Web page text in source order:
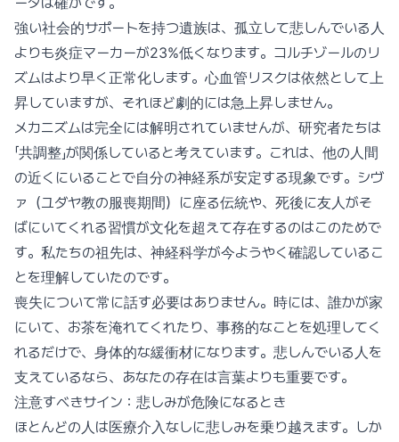
強い社会的サポートを持つ遺族は、孤立して悲しんでいる人
よりも炎症マーカーが23%低くなります。コルチゾールのリ
ズムはより早く正常化します。心血管リスクは依然として上
昇していますが、それほど劇的には急上昇しません。
メカニズムは完全には解明されていませんが、研究者たちは
「共調整」が関係していると考えています。これは、他の人間
の近くにいることで自分の神経系が安定する現象です。シヴ
ァ（ユダヤ教の服喪期間）に座る伝統や、死後に友人がそ
ばにいてくれる習慣が文化を超えて存在するのはこのためで
す。私たちの祖先は、神経科学が今ようやく確認しているこ
とを理解していたのです。
喪失について常に話す必要はありません。時には、誰かが家
にいて、お茶を淹れてくれたり、事務的なことを処理してく
れるだけで、身体的な緩衝材になります。悲しんでいる人を
支えているなら、あなたの存在は言葉よりも重要です。
注意すべきサイン：悲しみが危険になるとき
ほとんどの人は医療介入なしに悲しみを乗り越えます。しか